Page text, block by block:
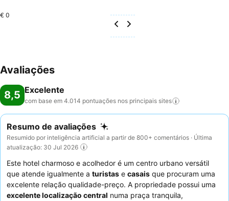
€ 0
Avaliações
8,5 Excelente
com base em 4.014 pontuações nos principais sites
Resumo de avaliações
Resumido por inteligência artificial a partir de 800+ comentários · Última
atualização: 30 Jul 2026
Este hotel charmoso e acolhedor é um centro urbano versátil
que atende igualmente a turistas e casais que procuram uma
excelente relação qualidade-preço. A propriedade possui uma
excelente localização central numa praça tranquila,